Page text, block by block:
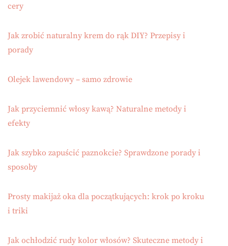
cery
Jak zrobić naturalny krem do rąk DIY? Przepisy i
porady
Olejek lawendowy – samo zdrowie
Jak przyciemnić włosy kawą? Naturalne metody i
efekty
Jak szybko zapuścić paznokcie? Sprawdzone porady i
sposoby
Prosty makijaż oka dla początkujących: krok po kroku
i triki
Jak ochłodzić rudy kolor włosów? Skuteczne metody i